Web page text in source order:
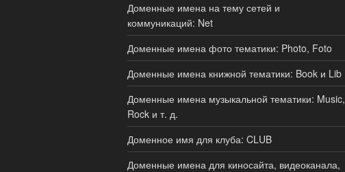
Доменные имена на тему сетей и
коммуникаций: Net
Доменные имена фото тематики: Photo, Foto
Доменные имена книжной тематики: Book и Lib
Доменные имена музыкальной тематики: Music,
Rock и т. д.
Доменное имя для клуба: CLUB
Доменные имена для киносайта, видеоканала,